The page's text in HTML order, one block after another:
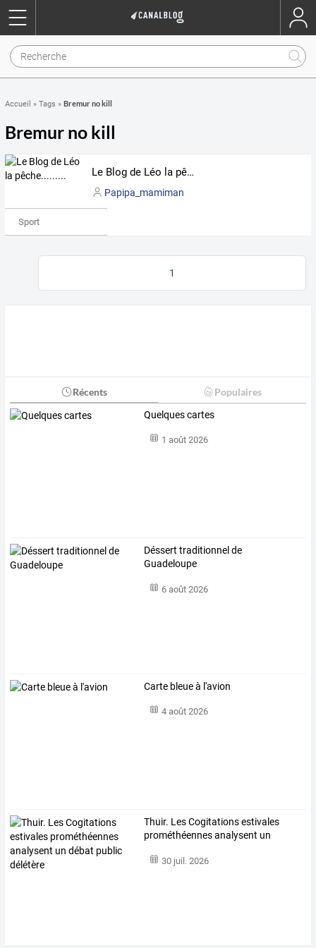
Accueil » Tags » Bremur no kill
Bremur no kill
Le Blog de Léo la pêche.........
Papipa_mamiman
Sport
1
Récents Populaires
Quelques cartes
1 août 2026
Déssert traditionnel de
Guadeloupe
6 août 2026
Carte bleue à l'avion
4 août 2026
Thuir. LesCogitationsestivales
prométhéennesanalysent un
30 juil. 2026